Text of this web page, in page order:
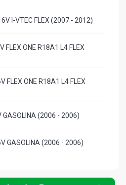
I-VTEC FLEX (2007 - 2012)
FLEX ONE R18A1 L4 FLEX
FLEX ONE R18A1 L4 FLEX
GASOLINA (2006 - 2006)
GASOLINA (2006 - 2006)